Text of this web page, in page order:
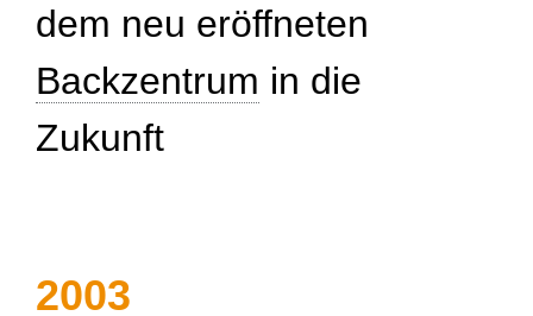
dem neu eröffneten
Backzentrum in die
Zukunft
2003